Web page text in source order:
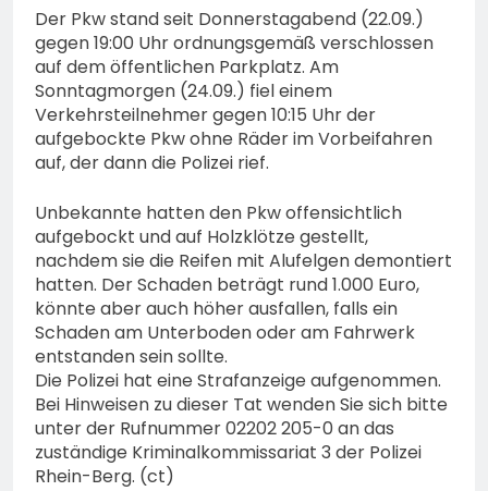
Der Pkw stand seit Donnerstagabend (22.09.)
gegen 19:00 Uhr ordnungsgemäß verschlossen
auf dem öffentlichen Parkplatz. Am
Sonntagmorgen (24.09.) fiel einem
Verkehrsteilnehmer gegen 10:15 Uhr der
aufgebockte Pkw ohne Räder im Vorbeifahren
auf, der dann die Polizei rief.
Unbekannte hatten den Pkw offensichtlich
aufgebockt und auf Holzklötze gestellt,
nachdem sie die Reifen mit Alufelgen demontiert
hatten. Der Schaden beträgt rund 1.000 Euro,
könnte aber auch höher ausfallen, falls ein
Schaden am Unterboden oder am Fahrwerk
entstanden sein sollte.
Die Polizei hat eine Strafanzeige aufgenommen.
Bei Hinweisen zu dieser Tat wenden Sie sich bitte
unter der Rufnummer 02202 205-0 an das
zuständige Kriminalkommissariat 3 der Polizei
Rhein-Berg. (ct)